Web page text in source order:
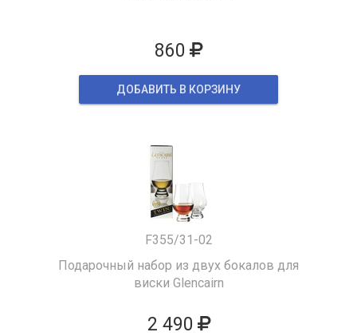
860
ДОБАВИТЬ В КОРЗИНУ
F355/31-02
Подарочный набор из двух бокалов для
виски Glencairn
2 490